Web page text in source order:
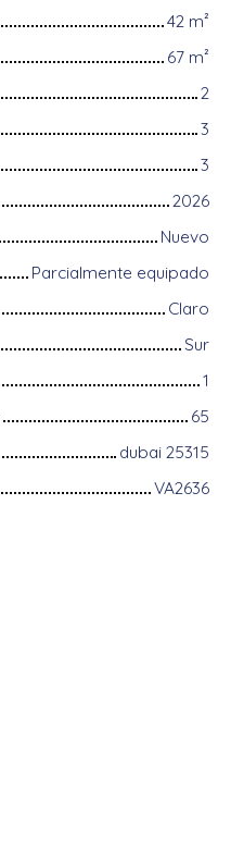
42 m²
67 m²
2
3
3
2026
Nuevo
Parcialmente equipado
Claro
Sur
1
65
dubai 25315
VA2636